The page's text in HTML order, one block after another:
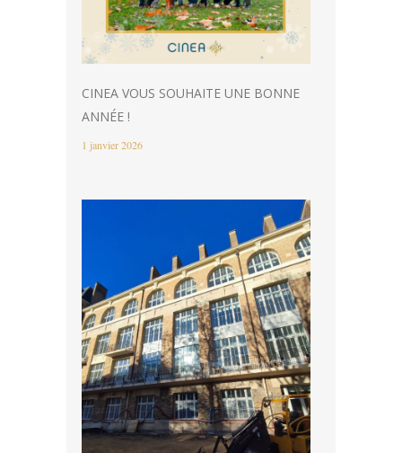
CINEA VOUS SOUHAITE UNE BONNE
ANNÉE !
1 janvier 2026